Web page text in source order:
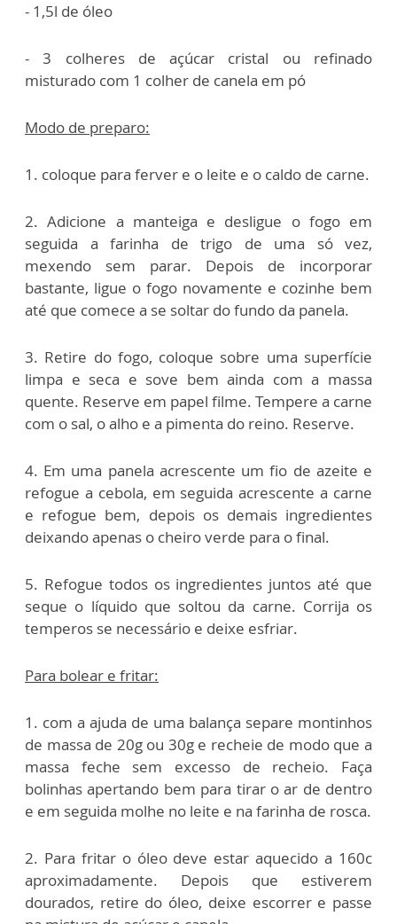
- 1,5l de óleo
- 3 colheres de açúcar cristal ou refinado
misturado com 1 colher de canela em pó
Modo de preparo:
1. coloque para ferver e o leite e o caldo de carne.
2. Adicione a manteiga e desligue o fogo em
seguida a farinha de trigo de uma só vez,
mexendo sem parar. Depois de incorporar
bastante, ligue o fogo novamente e cozinhe bem
até que comece a se soltar do fundo da panela.
3. Retire do fogo, coloque sobre uma superfície
limpa e seca e sove bem ainda com a massa
quente. Reserve em papel filme. Tempere a carne
com o sal, o alho e a pimenta do reino. Reserve.
4. Em uma panela acrescente um fio de azeite e
refogue a cebola, em seguida acrescente a carne
e refogue bem, depois os demais ingredientes
deixando apenas o cheiro verde para o final.
5. Refogue todos os ingredientes juntos até que
seque o líquido que soltou da carne. Corrija os
temperos se necessário e deixe esfriar.
Para bolear e fritar:
1. com a ajuda de uma balança separe montinhos
de massa de 20g ou 30g e recheie de modo que a
massa feche sem excesso de recheio. Faça
bolinhas apertando bem para tirar o ar de dentro
e em seguida molhe no leite e na farinha de rosca.
2. Para fritar o óleo deve estar aquecido a 160c
aproximadamente. Depois que estiverem
dourados, retire do óleo, deixe escorrer e passe